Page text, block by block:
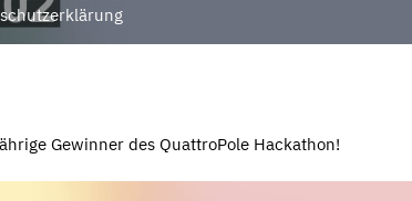
Gewinner des QuattroPole Hackathon!